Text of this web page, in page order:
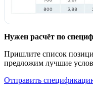
Нужен расчёт по
Пришлите список
предложим лучшие
Отправить